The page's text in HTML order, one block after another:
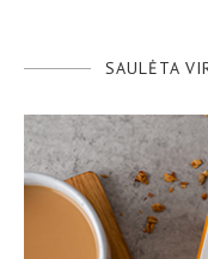
SAULĖTA